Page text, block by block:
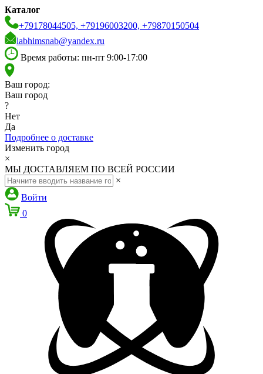
Каталог
+79178044505, +79196003200, +79870150504
labhimsnab@yandex.ru
Время работы: пн-пт 9:00-17:00
Ваш город:
Ваш город
?
Нет
Да
Подробнее о доставке
Изменить город
×
МЫ ДОСТАВЛЯЕМ ПО ВСЕЙ РОССИИ
×
Войти
0